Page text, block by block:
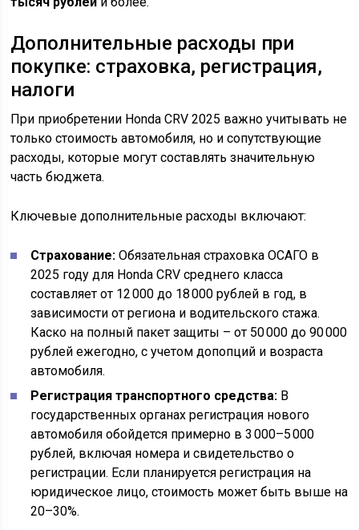
Дополнительные расходы при
покупке: страховка, регистрация,
налоги
При приобретении Honda CRV 2025 важно учитывать не
только стоимость автомобиля, но и сопутствующие
расходы, которые могут составлять значительную
часть бюджета.
Ключевые дополнительные расходы включают:
Страхование: Обязательная страховка ОСАГО в
2025 году для Honda CRV среднего класса
составляет от 12 000 до 18 000 рублей в год, в
зависимости от региона и водительского стажа.
Каско на полный пакет защиты – от 50 000 до 90 000
рублей ежегодно, с учетом допопций и возраста
автомобиля.
Регистрация транспортного средства: В
государственных органах регистрация нового
автомобиля обойдется примерно в 3 000–5 000
рублей, включая номера и свидетельство о
регистрации. Если планируется регистрация на
юридическое лицо, стоимость может быть выше на
20–30%.